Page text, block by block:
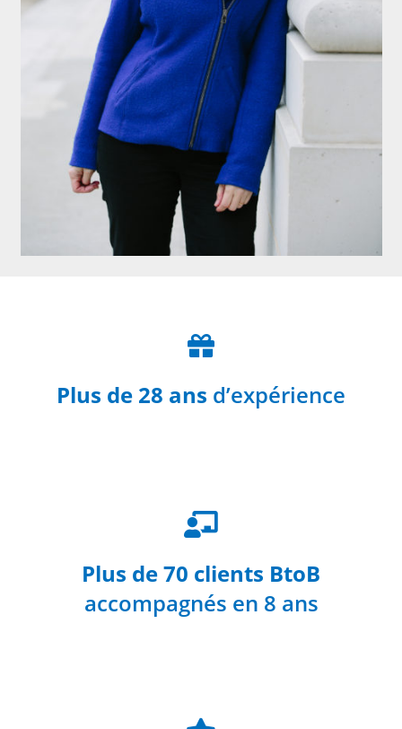
Plus de 28 ans d’expérience
Plus de 70 clients BtoB
accompagnés en 8 ans